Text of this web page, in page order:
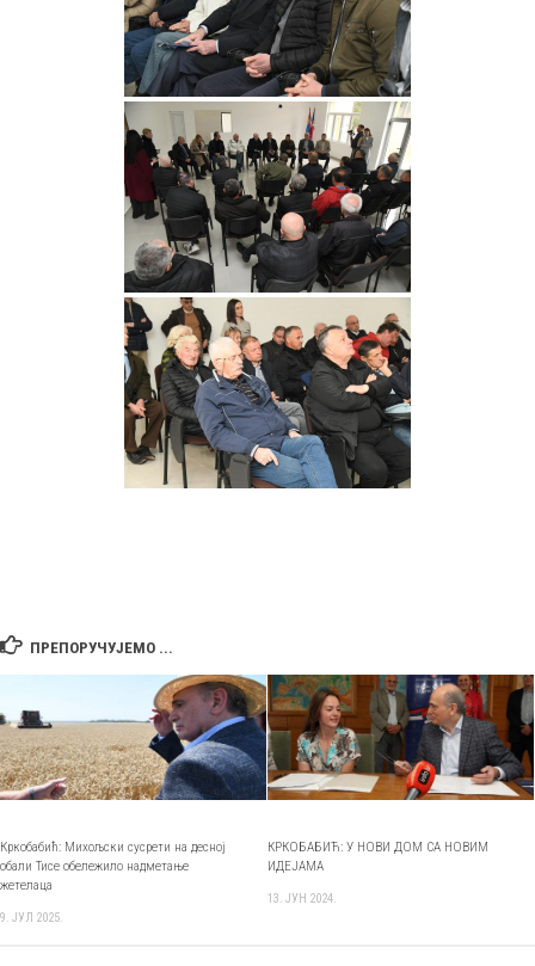
ПРЕПОРУЧУЈЕМО ...
Кркобабић: Михољски сусрети на десној
обали Тисе обележило надметање
жетелаца
9. ЈУЛ 2025.
КРКОБАБИЋ: У НОВИ ДОМ СА НОВИМ
ИДЕЈАМА
13. ЈУН 2024.